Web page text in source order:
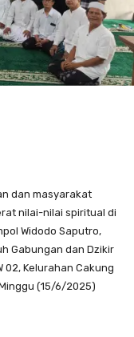
dan masyarakat
nilai-nilai spiritual di
Widodo Saputro,
Gabungan dan Dzikir
02, Kelurahan Cakung
(15/6/2025)